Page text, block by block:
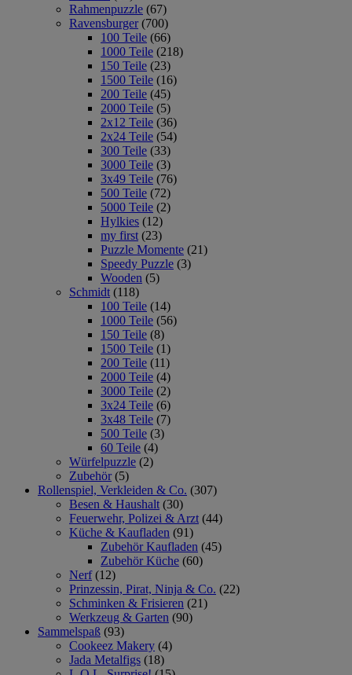
Rahmenpuzzle (67)
Ravensburger (700)
100 Teile (66)
1000 Teile (218)
150 Teile (23)
1500 Teile (16)
200 Teile (45)
2000 Teile (5)
2x12 Teile (36)
2x24 Teile (54)
300 Teile (33)
3000 Teile (3)
3x49 Teile (76)
500 Teile (72)
5000 Teile (2)
Hylkies (12)
my first (23)
Puzzle Momente (21)
Speedy Puzzle (3)
Wooden (5)
Schmidt (118)
100 Teile (14)
1000 Teile (56)
150 Teile (8)
1500 Teile (1)
200 Teile (11)
2000 Teile (4)
3000 Teile (2)
3x24 Teile (6)
3x48 Teile (7)
500 Teile (3)
60 Teile (4)
Würfelpuzzle (2)
Zubehör (5)
Rollenspiel, Verkleiden & Co. (307)
Besen & Haushalt (30)
Feuerwehr, Polizei & Arzt (44)
Küche & Kaufladen (91)
Zubehör Kaufladen (45)
Zubehör Küche (60)
Nerf (12)
Prinzessin, Pirat, Ninja & Co. (22)
Schminken & Frisieren (21)
Werkzeug & Garten (90)
Sammelspaß (93)
Cookeez Makery (4)
Jada Metalfigs (18)